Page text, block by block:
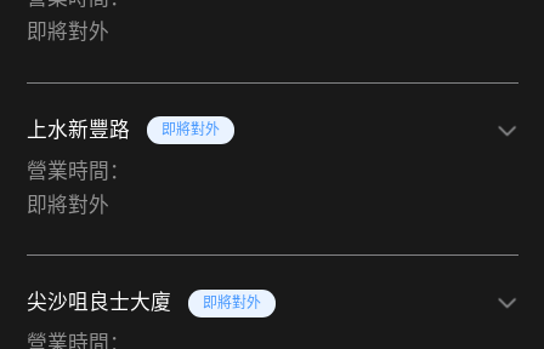
即將對外
上水新豐路 即將對外
營業時間：
即將對外
尖沙咀良士大廈 即將對外
營業時間：